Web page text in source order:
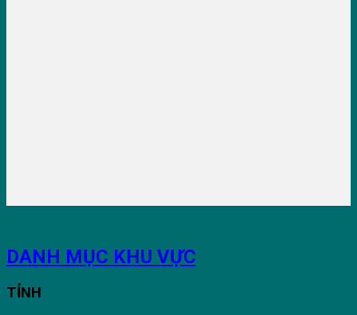
DANH MỤC KHU VỰC
TỈNH